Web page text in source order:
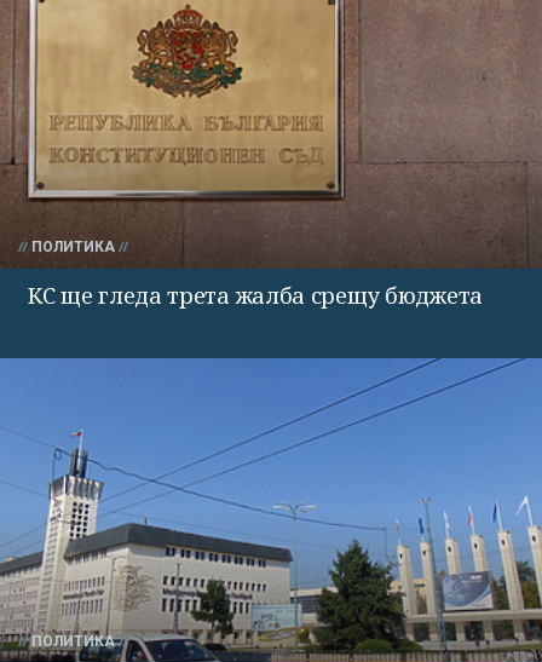
ПОЛИТИКА
КС ще гледа трета жалба срещу бюджета
ПОЛИТИКА